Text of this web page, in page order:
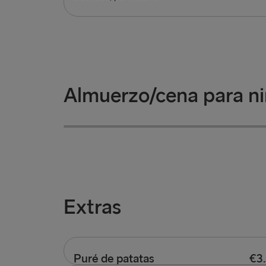
Almuerzo/cena para
Extras
Puré de patatas